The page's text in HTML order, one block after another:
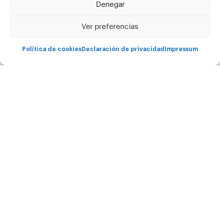
Denegar
Ver preferencias
Política de cookiesDeclaración de privacidad Impressum
Copyright Carima © - 2026 Todos los derechos